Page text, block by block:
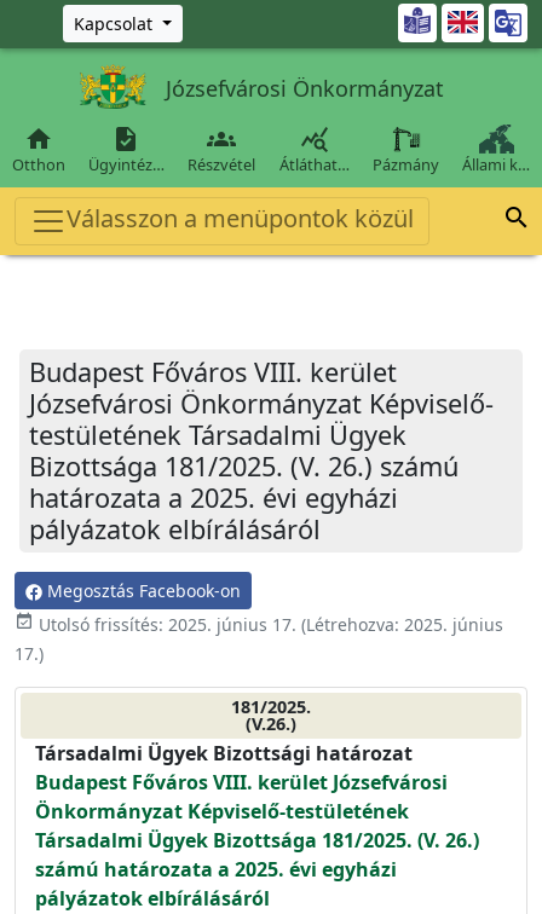
Ugrás a fő tartalomra
Kapcsolat 
Józsefvárosi Önkormányzat

Otthon

Ügyintéz…

Részvétel

Átláthat… Pázmány Állami k…
Válasszon a menüpontok közül 
Budapest Főváros VIII. kerület
Józsefvárosi Önkormányzat Képviselő-
testületének Társadalmi Ügyek
Bizottsága 181/2025. (V. 26.) számú
határozata a 2025. évi egyházi
pályázatok elbírálásáról
Megosztás Facebook-on
event_available Utolsó frissítés: 2025. június 17. (Létrehozva: 2025. június
17.)
181/2025.
(V.26.)
Társadalmi Ügyek Bizottsági határozat
Budapest Főváros VIII. kerület Józsefvárosi
Önkormányzat Képviselő-testületének
Társadalmi Ügyek Bizottsága 181/2025. (V. 26.)
számú határozata a 2025. évi egyházi
pályázatok elbírálásáról